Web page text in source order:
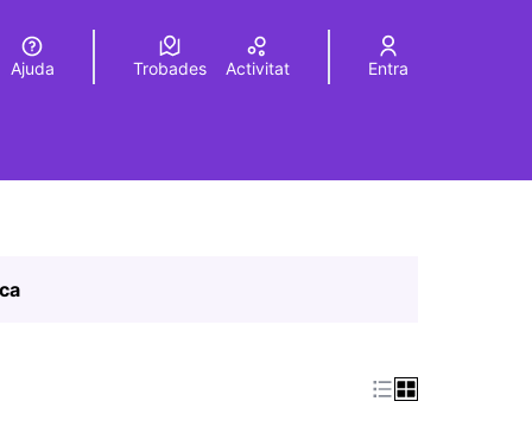
Elegir el idioma Choose language
Ajuda Trobades Activitat Entra